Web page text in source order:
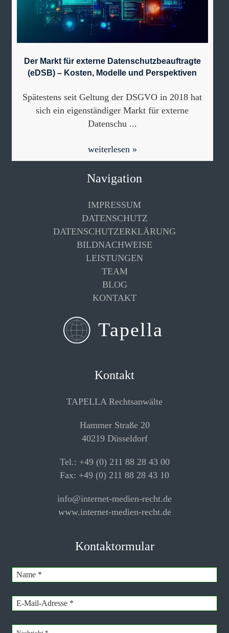
Der Markt für externe Datenschutzbeauftragte
(eDSB) – Kosten, Modelle und Perspektiven
Spätestens seit Geltung der DSGVO in 2018 hat
sich ein eigenständiger Markt für externe
Datenschu ...
weiterlesen »
Navigation
IMPRESSUM
DATENSCHUTZ
DATENSCHUTZERKLÄRUNG
BILDNACHWEISE
LEISTUNGEN
TEAM
BLOG
KONTAKT
Kontakt
TAPELLA Rechtsanwälte
Hammer Straße 20
40219 Düsseldorf
Tel.: +49 (0) 211 88 28 43 00
Fax: +49 (0) 211 88 28 43 10
info@internet-medien-recht.de
www.internet-medien-recht.de
Kontaktormular